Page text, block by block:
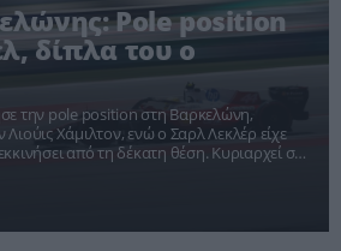
Pole position
δίπλα του ο
την pole position στη Βαρκελώνη,
Χάμιλτον, ενώ ο Σαρλ Λεκλέρ είχε
από τη δέκατη θέση. Κυριαρχεί στο